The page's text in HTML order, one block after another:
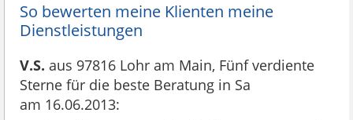
So bewerten meine Klienten meine
Dienstleistungen
V.S. aus 97816 Lohr am Main, Fünf verdiente
Sterne für die beste Beratung in Sa
am 16.06.2013: